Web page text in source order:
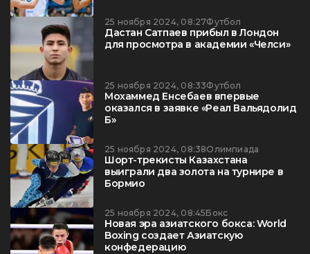
25 ноября 2024, 08:27Футбол
Дастан Сатпаев прибыл в Лондон
для просмотра в академии «Челси»
25 ноября 2024, 08:33Футбол
Мохаммед Енсебаев впервые
оказался в заявке «Реал Вальядолид
Б»
25 ноября 2024, 08:38Олимпиада
Шорт-трекисты Казахстана
выиграли два золота на турнире в
Бормио
25 ноября 2024, 08:45Бокс
Новая эра азиатского бокса: World
Boxing создает Азиатскую
конфедерацию